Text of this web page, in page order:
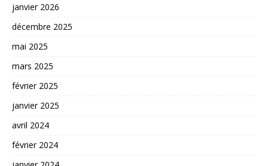
janvier 2026
décembre 2025
mai 2025
mars 2025
février 2025
janvier 2025
avril 2024
février 2024